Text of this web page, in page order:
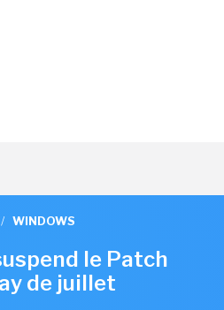
/ WINDOWS
le Patch
de juillet